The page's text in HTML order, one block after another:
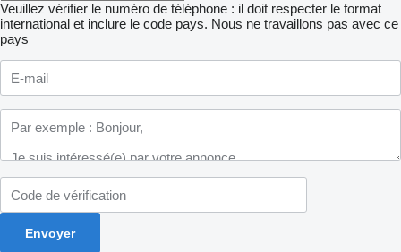
Veuillez vérifier le numéro de téléphone : il doit respecter le format
international et inclure le code pays. Nous ne travaillons pas avec ce
pays